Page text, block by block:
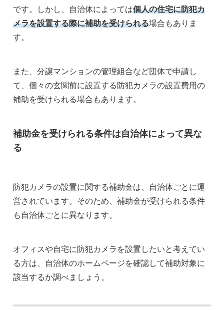
です。しかし、自治体によっては個人の住宅に防犯カ
メラを設置する際に補助を受けられる場合もありま
す。
また、分譲マンションの管理組合など団体で申請し
て、個々の玄関前に設置する防犯カメラの設置費用の
補助を受けられる場合もあります。
補助金を受けられる条件は自治体によって異な
る
防犯カメラの設置に関する補助金は、自治体ごとに運
営されています。そのため、補助金が受けられる条件
も自治体ごとに異なります。
オフィスや自宅に防犯カメラを設置したいと考えてい
る方は、自治体のホームページを確認して補助対象に
該当するか調べましょう。